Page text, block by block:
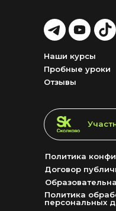
LET'S
GO!
LET'S
GO!
LET'S
GO!
Договор
Политика
Отзывы
Пробные уроки
Наши курсы
Политика
персональных